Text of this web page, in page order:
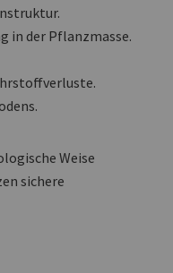
in der Pflanzmasse.
Weise
sichere